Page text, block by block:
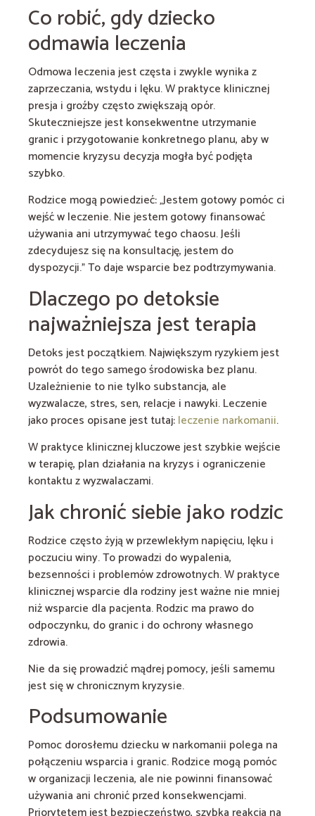
Co robić, gdy dziecko
odmawia leczenia
Odmowa leczenia jest częsta i zwykle wynika z
zaprzeczania, wstydu i lęku. W praktyce klinicznej
presja i groźby często zwiększają opór.
Skuteczniejsze jest konsekwentne utrzymanie
granic i przygotowanie konkretnego planu, aby w
momencie kryzysu decyzja mogła być podjęta
szybko.
Rodzice mogą powiedzieć: „Jestem gotowy pomóc ci
wejść w leczenie. Nie jestem gotowy finansować
używania ani utrzymywać tego chaosu. Jeśli
zdecydujesz się na konsultację, jestem do
dyspozycji.” To daje wsparcie bez podtrzymywania.
Dlaczego po detoksie
najważniejsza jest terapia
Detoks jest początkiem. Największym ryzykiem jest
powrót do tego samego środowiska bez planu.
Uzależnienie to nie tylko substancja, ale
wyzwalacze, stres, sen, relacje i nawyki. Leczenie
jako proces opisane jest tutaj:leczenie narkomanii.
W praktyce klinicznej kluczowe jest szybkie wejście
w terapię, plan działania na kryzys i ograniczenie
kontaktu z wyzwalaczami.
Jak chronić siebie jako rodzic
Rodzice często żyją w przewlekłym napięciu, lęku i
poczuciu winy. To prowadzi do wypalenia,
bezsenności i problemów zdrowotnych. W praktyce
klinicznej wsparcie dla rodziny jest ważne nie mniej
niż wsparcie dla pacjenta. Rodzic ma prawo do
odpoczynku, do granic i do ochrony własnego
zdrowia.
Nie da się prowadzić mądrej pomocy, jeśli samemu
jest się w chronicznym kryzysie.
Podsumowanie
Pomoc dorosłemu dziecku w narkomanii polega na
połączeniu wsparcia i granic. Rodzice mogą pomóc
w organizacji leczenia, ale nie powinni finansować
używania ani chronić przed konsekwencjami.